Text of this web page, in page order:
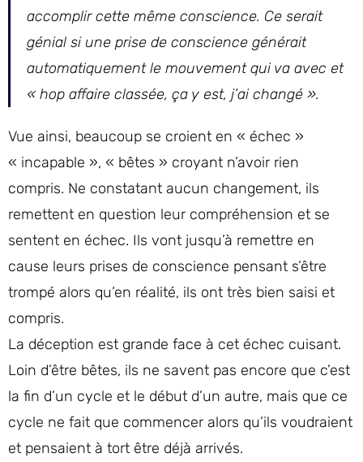
accomplir cette même conscience. Ce serait
génial si une prise de conscience générait
automatiquement le mouvement qui va avec et
« hop affaire classée, ça y est, j’ai changé ».
Vue ainsi, beaucoup se croient en « échec »
« incapable », « bêtes » croyant n’avoir rien
compris. Ne constatant aucun changement, ils
remettent en question leur compréhension et se
sentent en échec. Ils vont jusqu’à remettre en
cause leurs prises de conscience pensant s’être
trompé alors qu’en réalité, ils ont très bien saisi et
compris.
La déception est grande face à cet échec cuisant.
Loin d’être bêtes, ils ne savent pas encore que c’est
la fin d’un cycle et le début d’un autre, mais que ce
cycle ne fait que commencer alors qu’ils voudraient
et pensaient à tort être déjà arrivés.